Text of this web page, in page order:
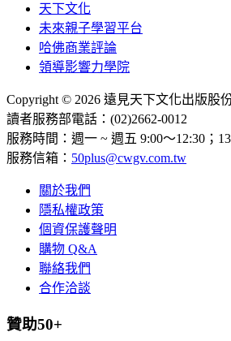
天下文化
未來親子學習平台
哈佛商業評論
領導影響力學院
Copyright © 2026 遠見天下文化出版股
讀者服務部電話：(02)2662-0012
服務時間：週一 ~ 週五 9:00～12:30；
服務信箱： 50plus@cwgv.com.tw
關於我們
隱私權政策
個資保護聲明
購物 Q&A
聯絡我們
合作洽談
贊助50+